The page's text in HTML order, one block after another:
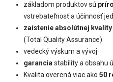
základom produktov sú
vstrebateľnosť a účinnosť
zaistenie absolútnej kvality
(Total Quality Assurance)
vedecký výskum a vývoj
garanciastability a obsahu
Kvalita overená viac ako 50